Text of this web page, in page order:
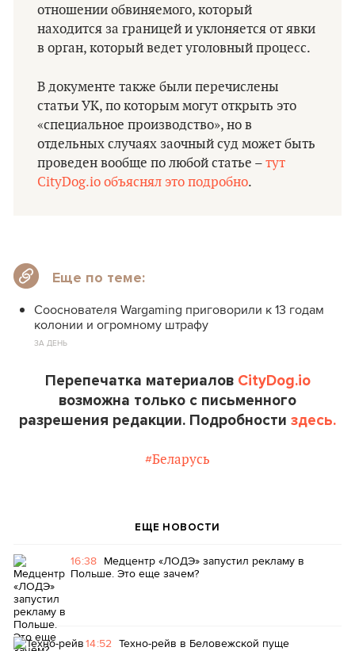
отношении обвиняемого, который
находится за границей и уклоняется от явки
в орган, который ведет уголовный процесс.
В документе также были перечислены
статьи УК, по которым могут открыть это
«специальное производство», но в
отдельных случаях заочный суд может быть
проведен вообще по любой статье – тут
CityDog.io объяснял это подробно.
Еще по теме:
Сооснователя Wargaming приговорили к 13 годам
колонии и огромному штрафу
ЗА ДЕНЬ
Перепечатка материалов CityDog.io
возможна только с письменного
разрешения редакции. Подробности здесь.
#Беларусь
ЕЩЕ НОВОСТИ
16:38 Медцентр «ЛОДЭ» запустил рекламу в
Польше. Это еще зачем?
14:52 Техно-рейв в Беловежской пуще